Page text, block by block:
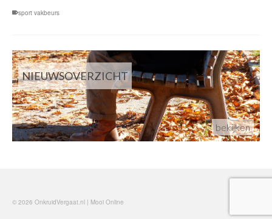
sport vakbeurs
NIEUWSOVERZICHT
bekijken
© 2026 OnkruidVergaat.nl | Mooi Online